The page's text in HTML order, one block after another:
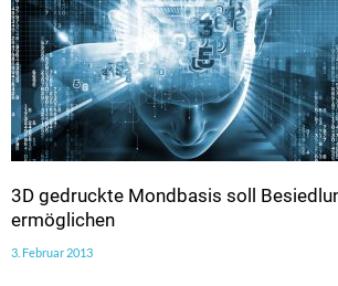
3D gedruckte Mondbasis soll
ermöglichen
3. Februar 2013